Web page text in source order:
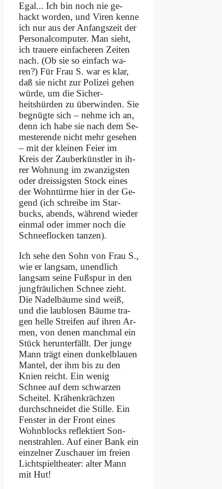
Egal... Ich bin noch nie ge­
hackt wor­den, und Vi­ren ken­ne
ich nur aus der An­fangs­zeit der
Per­so­nal­com­pu­ter. Man sieht,
ich traue­re ein­fa­che­ren Zei­ten
nach. (Ob sie so ein­fach wa­
ren?) Für Frau S. war es klar,
daß sie nicht zur Po­li­zei ge­hen
wür­de, um die Sicher­
heitshürden zu über­win­den. Sie
be­gnüg­te sich – neh­me ich an,
denn ich ha­be sie nach dem Se­
me­ster­en­de nicht mehr ge­se­hen
– mit der klei­nen Fei­er im
Kreis der Zauber­künstler in ih­
rer Woh­nung im zwan­zig­sten
oder drei­ssig­sten Stock ei­nes
der Wohn­tür­me hier in der Ge­
gend (ich schrei­be im Star­
bucks, abends, wäh­rend wie­der
ein­mal oder im­mer noch die
Schnee­flocken tan­zen).
Ich se­he den Sohn von Frau S.,
wie er lang­sam, un­end­lich
lang­sam sei­ne Fuß­spur in den
jung­fräu­li­chen Schnee zieht.
Die Na­del­bäu­me sind weiß,
und die laub­lo­sen Bäu­me tra­
gen hel­le Strei­fen auf ih­ren Ar­
men, von de­nen manch­mal ein
Stück her­un­ter­fällt. Der jun­ge
Mann trägt ei­nen dun­kel­blau­en
Man­tel, der ihm bis zu den
Knien reicht. Ein we­nig
Schnee auf dem schwar­zen
Schei­tel. Krä­hen­kräch­zen
durch­schnei­det die Stil­le. Ein
Fen­ster in der Front ei­nes
Wohn­blocks re­flek­tiert Son­
nen­strah­len. Auf ei­ner Bank ein
ein­zel­ner Zu­schau­er im frei­en
Licht­spiel­thea­ter: al­ter Mann
mit Hut!